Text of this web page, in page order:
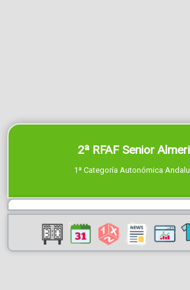
2ª RFAF Senior
1ª Categoría Autonómica